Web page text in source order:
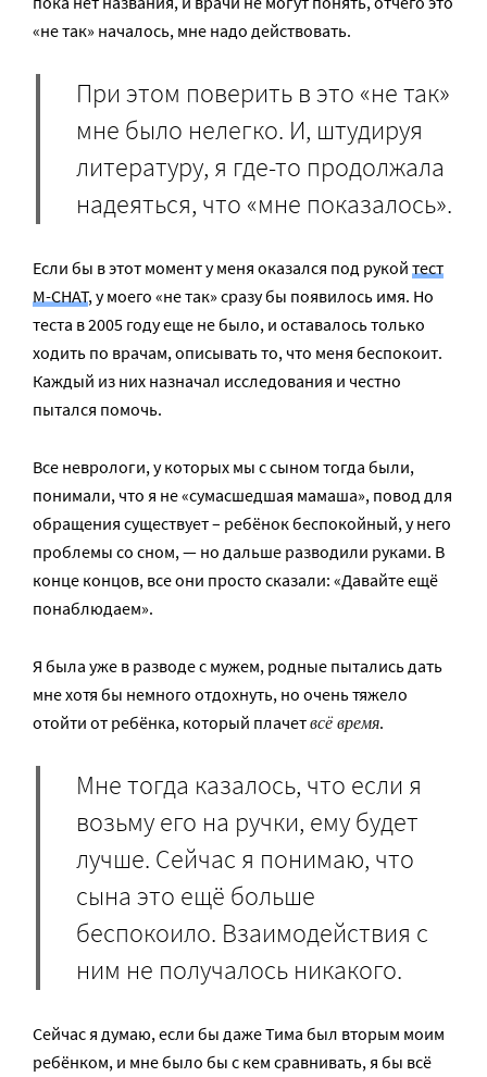
«не так» началось, мне надо действовать.
При этом поверить в это «не так»
мне было нелегко. И, штудируя
литературу, я где-то продолжала
надеяться, что «мне показалось».
Если бы в этот момент у меня оказался под рукой тест
M-CHAT, у моего «не так» сразу бы появилось имя. Но
теста в 2005 году еще не было, и оставалось только
ходить по врачам, описывать то, что меня беспокоит.
Каждый из них назначал исследования и честно
пытался помочь.
Все неврологи, у которых мы с сыном тогда были,
понимали, что я не «сумасшедшая мамаша», повод для
обращения существует – ребёнок беспокойный, у него
проблемы со сном, — но дальше разводили руками. В
конце концов, все они просто сказали: «Давайте ещё
понаблюдаем».
Я была уже в разводе с мужем, родные пытались дать
мне хотя бы немного отдохнуть, но очень тяжело
отойти от ребёнка, который плачетвсё время.
Мне тогда казалось, что если я
возьму его на ручки, ему будет
лучше. Сейчас я понимаю, что
сына это ещё больше
беспокоило. Взаимодействия с
ним не получалось никакого.
Сейчас я думаю, если бы даже Тима был вторым моим
ребёнком, и мне было бы с кем сравнивать, я бы всё